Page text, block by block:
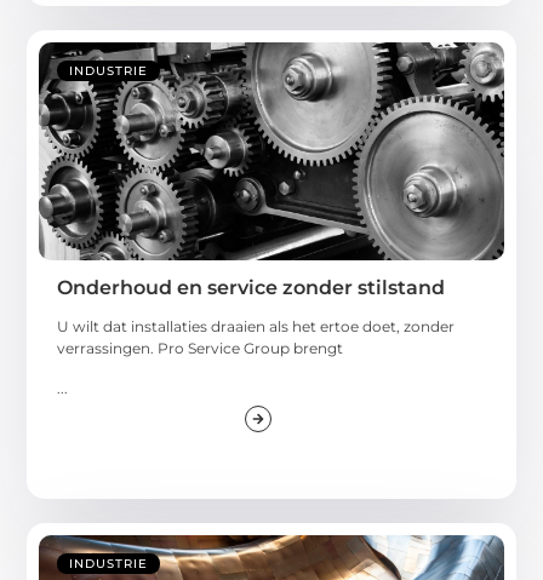
INDUSTRIE
Onderhoud en service zonder stilstand
U wilt dat installaties draaien als het ertoe doet, zonder
verrassingen. Pro Service Group brengt
INDUSTRIE